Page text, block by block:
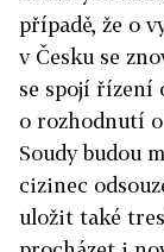
případě, že o
v Česku se
se spojí řízení
o rozhodnutí
Soudy budou
cizinec
uložit také